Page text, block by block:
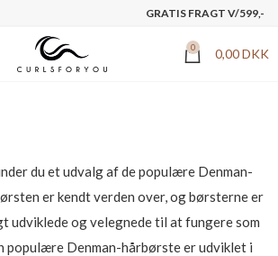
GRATIS FRAGT V/599,-
0 0,00DKK
du et udvalg af de populære Denman-
er kendt verden over, og børsterne er
udviklede og velegnede til at fungere som
populære Denman-hårbørste er udviklet i